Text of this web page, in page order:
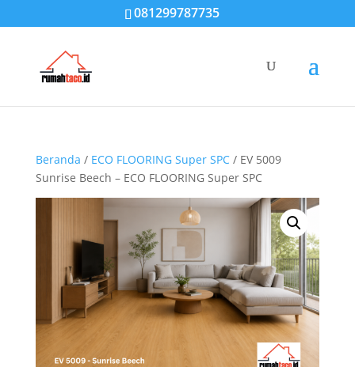
081299787735
Beranda / ECO FLOORING Super SPC/ EV 5009
Sunrise Beech – ECO FLOORING Super SPC